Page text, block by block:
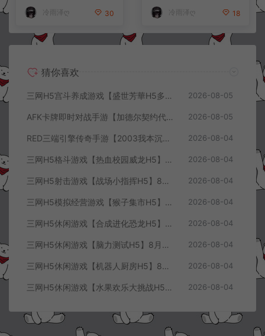
冷雨泽ღ 30 冷雨泽ღ 18
猜你喜欢
三网H5宫斗养成游戏【盛世芳華H5多区跨服代金券内购优化版】8月最新整理Linux手工服务端+CDK授权后台+全资源安卓+详细搭建教程+视频教程 2026-08-05
AFK卡牌即时对战手游【加德尔契约代金券内购修复版】8月最新整理Linux手工服务端+前后端全套源码+CDK授权后台+安卓苹果双端+详细搭建教程+视频教程 2026-08-05
RED三端引擎传奇手游【2003我本沉默三职业】8月最新整理Win一键服务端+PC安卓+详细搭建教程 2026-08-04
三网H5格斗游戏【热血校园威龙H5】8月最新整理Linux手工服务端+Win一键服务端+解压即玩+简易安卓客户端+详细搭建教程 2026-08-04
三网H5射击游戏【战场小指挥H5】8月最新整理Linux手工服务端+Win一键服务端+解压即玩+简易安卓客户端+详细搭建教程 2026-08-04
三网H5模拟经营游戏【猴子集市H5】8月最新整理Linux手工服务端+Win一键服务端+解压即玩+简易安卓客户端+详细搭建教程 2026-08-04
三网H5休闲游戏【合成进化恐龙H5】8月最新整理Linux手工服务端+Win一键服务端+解压即玩+简易安卓客户端+详细搭建教程 2026-08-04
三网H5休闲游戏【脑力测试H5】8月最新整理Linux手工服务端+Win一键服务端+解压即玩+简易安卓客户端+详细搭建教程 2026-08-04
三网H5休闲游戏【机器人厨房H5】8月最新整理Linux手工服务端+Win一键服务端+解压即玩+简易安卓客户端+详细搭建教程 2026-08-04
三网H5休闲游戏【水果欢乐大挑战H5】8月最新整理Linux手工服务端+Win一键服务端+解压即玩+简易安卓客户端+详细搭建教程 2026-08-04